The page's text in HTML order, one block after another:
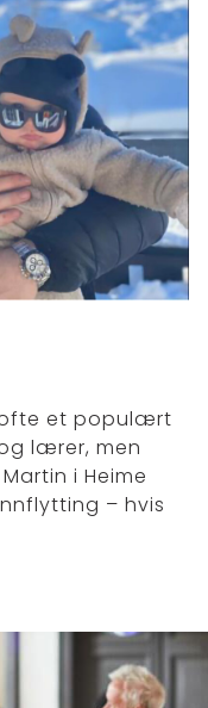
ofte et populært
lærer, men
i Heime
– hvis